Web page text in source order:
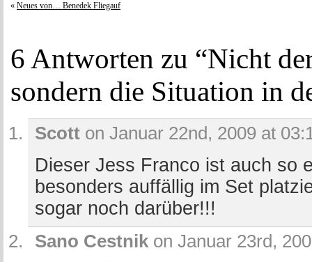
« Neues von… Benedek Fliegauf
6 Antworten zu “Nicht
sondern die Situation in
Scott on Januar 22nd, 2009 at
Dieser Jess Franco ist auch so
besonders auffällig im Set
sogar noch darüber!!!
Sano Cestnik on Januar 23rd,